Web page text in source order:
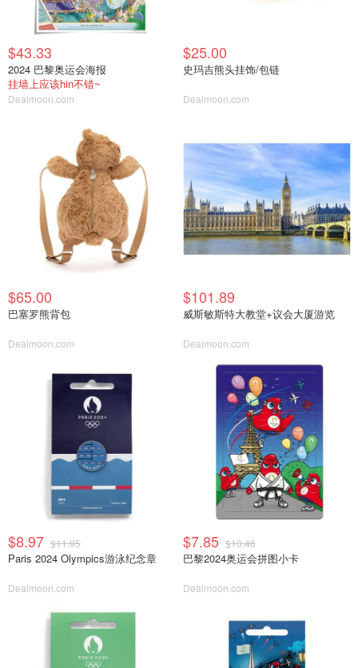
$43.33
2024 巴黎奥运会海报
挂墙上应该hin不错~
Dealmoon.com
$25.00
史玛吉熊头挂饰/包链
Dealmoon.com
$65.00
巴塞罗熊背包
Dealmoon.com
$101.89
威斯敏斯特大教堂+议会大厦游览
Dealmoon.com
$8.97 $11.95
Paris 2024 Olympics游泳纪念章
Dealmoon.com
$7.85 $10.46
巴黎2024奥运会拼图小卡
Dealmoon.com